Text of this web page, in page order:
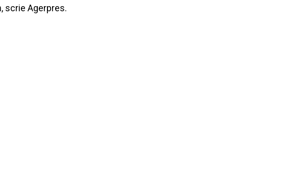
scrie Agerpres.